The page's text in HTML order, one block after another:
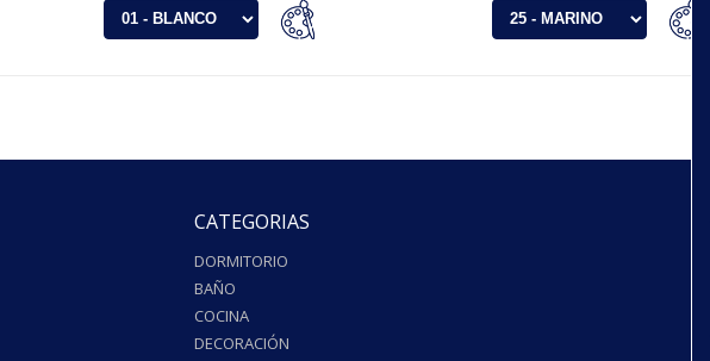
CATEGORIAS
DORMITORIO
BAÑO
COCINA
DECORACIÓN